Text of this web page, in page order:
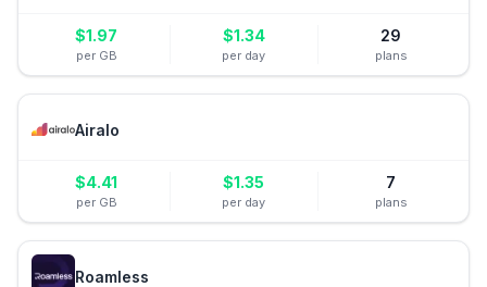
$1.97
per GB
$1.34
per day
29
plans
Airalo
$4.41
per GB
$1.35
per day
7
plans
Roamless